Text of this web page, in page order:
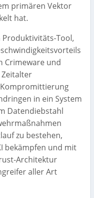
primären Vektor
hat.
Tool,
Crimeware und
Zeitalter
in ein System
Datendiebstahl
zu bestehen,
bekämpfen und mit
Architektur
aller Art